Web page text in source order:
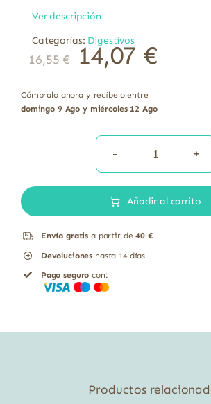
Ver descripción
Categorías: Digestivos
16,55€ 14,07 €
Cómpralo ahora y recíbelo entre
domingo 9 Ago y miércoles 12 Ago
Digesfen
Probióticos
Añadir al carrito
Envío gratis a partir de40 €
Devoluciones hasta 14 días
Pago seguro con:
Productos